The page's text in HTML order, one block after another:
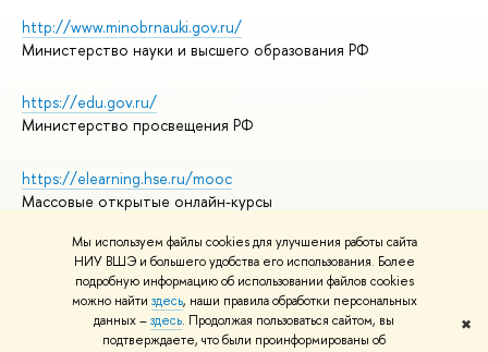
Мы используем файлы cookies для улучшения работы сайта
НИУ ВШЭ и большего удобства его использования. Более
подробную информацию об использовании файлов cookies
можно найти здесь, наши правила обработки персональных
данных –здесь. Продолжая пользоваться сайтом, вы
подтверждаете, что были проинформированы об
✖
http://www.minobrnauki.gov.ru/
Министерство науки и высшего образования РФ
https://edu.gov.ru/
Министерство просвещения РФ
https://elearning.hse.ru/mooc
Массовые открытые онлайн-курсы
© НИУ ВШЭ 1993–2026
Адреса и контакты
Условия использования материалов
Политика конфиденциальности